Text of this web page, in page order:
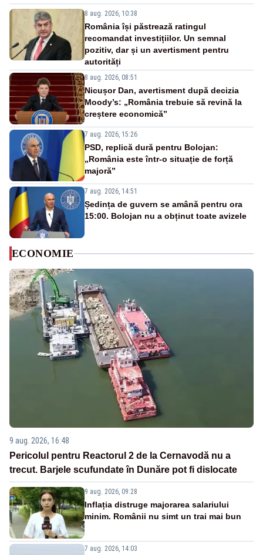
8 aug. 2026, 10:38
România își păstrează ratingul
recomandat investițiilor. Un semnal
pozitiv, dar și un avertisment pentru
autorități
8 aug. 2026, 08:51
Nicușor Dan, avertisment după decizia
Moody’s: „România trebuie să revină la
creștere economică”
7 aug. 2026, 15:26
PSD, replică dură pentru Bolojan:
„România este într-o situație de forță
majoră”
7 aug. 2026, 14:51
Ședința de guvern se amână pentru ora
15:00. Bolojan nu a obținut toate avizele
ECONOMIE
9 aug. 2026, 16:48
Pericolul pentru Reactorul 2 de la Cernavodă nu a
trecut. Barjele scufundate în Dunăre pot fi dislocate
9 aug. 2026, 09:28
Inflația distruge majorarea salariului
minim. Românii nu simt un trai mai bun
7 aug. 2026, 14:03